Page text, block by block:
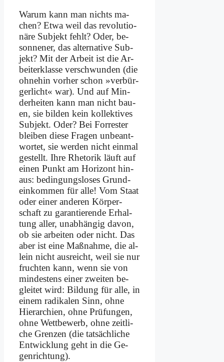
War­um kann man nichts ma­
chen? Et­wa weil das re­vo­lu­tio­
nä­re Sub­jekt fehlt? Oder, be­
son­ne­ner, das al­ter­na­ti­ve Sub­
jekt? Mit der Ar­beit ist die Ar­
bei­ter­klas­se ver­schwun­den (die
oh­ne­hin vor­her schon »ver­bür­
ger­licht« war). Und auf Min­
der­hei­ten kann man nicht bau­
en, sie bil­den kein kol­lek­ti­ves
Sub­jekt. Oder? Bei For­re­ster
blei­ben die­se Fra­gen un­be­ant­
wor­tet, sie wer­den nicht ein­mal
ge­stellt. Ih­re Rhe­to­rik läuft auf
ei­nen Punkt am Ho­ri­zont hin­
aus: be­din­gungs­lo­ses Grund­
ein­kom­men für al­le! Vom Staat
oder ei­ner an­de­ren Kör­per­
schaft zu ga­ran­tie­ren­de Er­hal­
tung al­ler, un­ab­hän­gig da­von,
ob sie ar­bei­ten oder nicht. Das
aber ist ei­ne Maß­nah­me, die al­
lein nicht aus­reicht, weil sie nur
fruch­ten kann, wenn sie von
min­de­stens ei­ner zwei­ten be­
glei­tet wird: Bil­dung für al­le, in
ei­nem ra­di­ka­len Sinn, oh­ne
Hier­ar­chien, oh­ne Prü­fun­gen,
oh­ne Wett­be­werb, oh­ne zeit­li­
che Gren­zen (die tat­säch­li­che
Ent­wick­lung geht in die Ge­
gen­rich­tung).